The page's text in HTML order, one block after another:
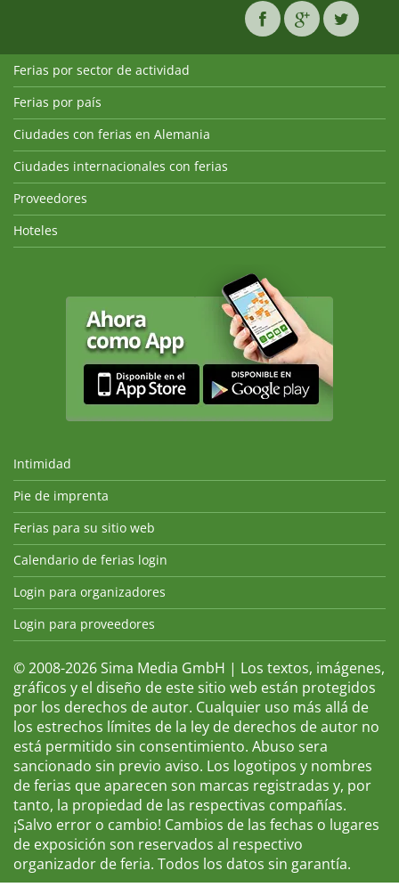
Ferias por sector de actividad
Ferias por país
Ciudades con ferias en Alemania
Ciudades internacionales con ferias
Proveedores
Hoteles
Intimidad
Pie de imprenta
Ferias para su sitio web
Calendario de ferias login
Login para organizadores
Login para proveedores
© 2008-2026 Sima Media GmbH | Los textos, imágenes,
gráficos y el diseño de este sitio web están protegidos
por los derechos de autor. Cualquier uso más allá de
los estrechos límites de la ley de derechos de autor no
está permitido sin consentimiento. Abuso sera
sancionado sin previo aviso. Los logotipos y nombres
de ferias que aparecen son marcas registradas y, por
tanto, la propiedad de las respectivas compañías.
¡Salvo error o cambio! Cambios de las fechas o lugares
de exposición son reservados al respectivo
organizador de feria. Todos los datos sin garantía.